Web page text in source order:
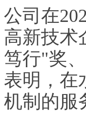
公司在
高新技术
笃行"奖
表明，在
机制的服